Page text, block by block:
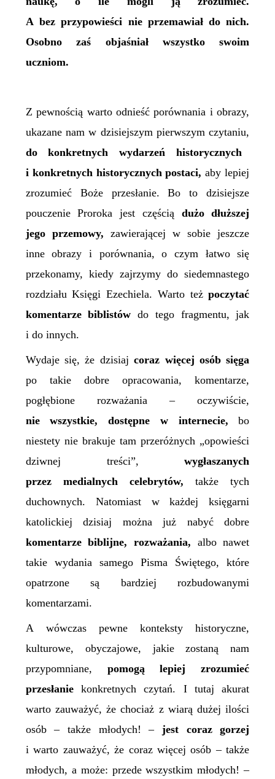
A bez przypowieści nie przemawiał do nich.
Osobno zaś objaśniał wszystko swoim
uczniom.
Z pewnością warto odnieść porównania i obrazy,
ukazane nam w dzisiejszym pierwszym czytaniu,
do konkretnych wydarzeń historycznych
i konkretnych historycznych postaci,aby lepiej
zrozumieć Boże przesłanie. Bo to dzisiejsze
pouczenie Proroka jest częścią dużo dłuższej
jego przemowy, zawierającej w sobie jeszcze
inne obrazy i porównania, o czym łatwo się
przekonamy, kiedy zajrzymy do siedemnastego
rozdziału Księgi Ezechiela. Warto teżpoczytać
komentarze biblistów do tego fragmentu, jak
i do innych.
Wydaje się, że dzisiajcoraz więcej osób sięga
po takie dobre opracowania, komentarze,
pogłębione rozważania – oczywiście,
nie wszystkie, dostępne w internecie,bo
niestety nie brakuje tam przeróżnych „opowieści
dziwnej treści”,wygłaszanych
przez medialnych celebrytów, także tych
duchownych. Natomiast w każdej księgarni
katolickiej dzisiaj można już nabyć dobre
komentarzebiblijne,rozważania, albo nawet
takie wydania samego Pisma Świętego, które
opatrzone są bardziej rozbudowanymi
komentarzami.
A wówczas pewne konteksty historyczne,
kulturowe, obyczajowe, jakie zostaną nam
przypomniane, pomogą lepiej zrozumieć
przesłaniekonkretnych czytań. I tutaj akurat
warto zauważyć, że chociaż z wiarą dużej ilości
osób – także młodych! –jest coraz gorzej
i warto zauważyć, że coraz więcej osób – także
młodych, a może: przede wszystkim młodych! –